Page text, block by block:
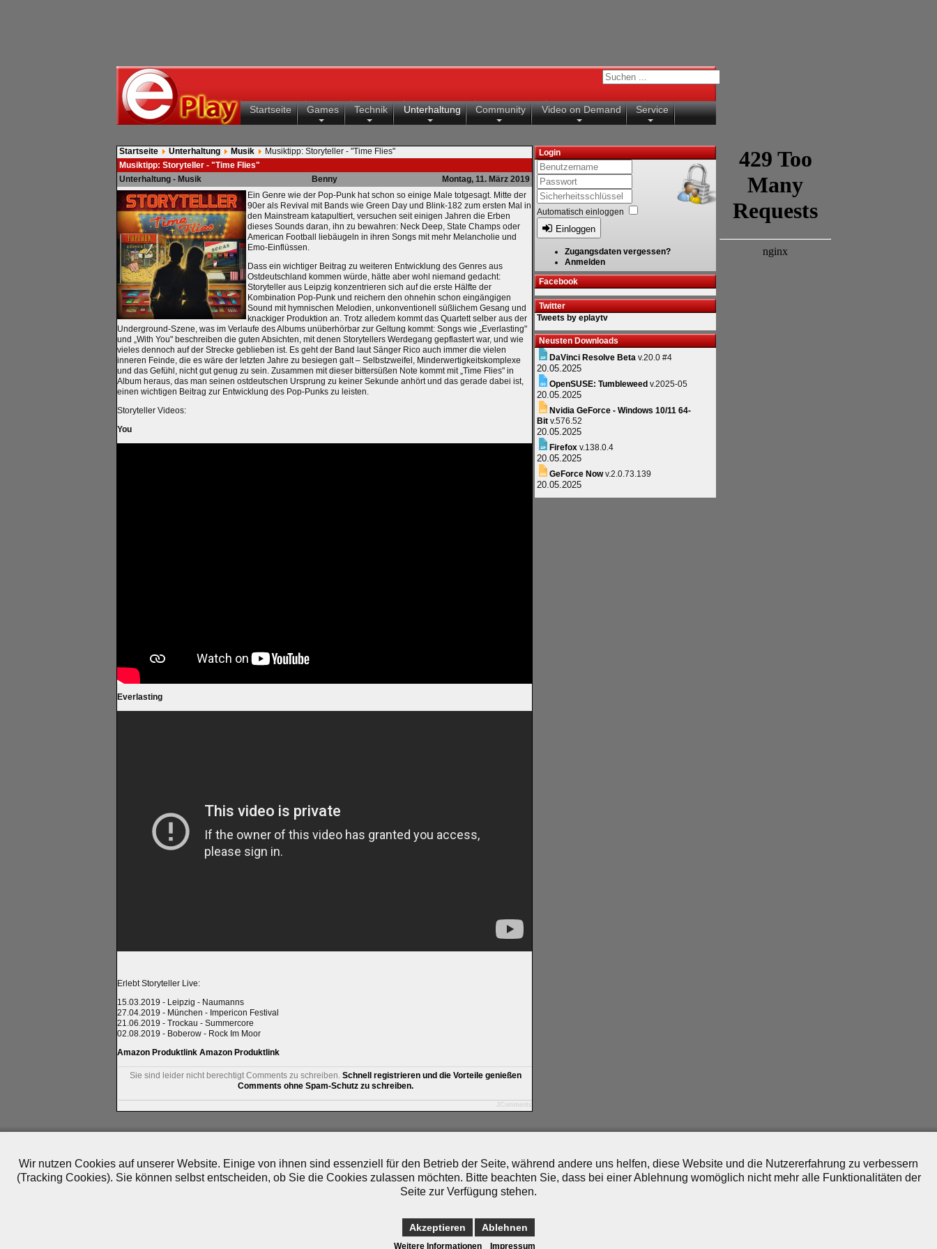
Startseite Games Technik Unterhaltung Community Video on Demand Service
Startseite Unterhaltung Musik
Musiktipp: Storyteller - "Time Flies"
Musiktipp: Storyteller - "Time Flies"
Unterhaltung - Musik
Benny
Montag, 11. März 2019
Ein Genre wie der Pop-Punk hat schon so einige Male totgesagt. Mitte der
90er als Revival mit Bands wie Green Day und Blink-182 zum ersten Mal in
den Mainstream katapultiert, versuchen seit einigen Jahren die Erben
dieses Sounds daran, ihn zu bewahren: Neck Deep, State Champs oder
American Football liebäugeln in ihren Songs mit mehr Melancholie und
Emo-Einflüssen.
Dass ein wichtiger Beitrag zu weiteren Entwicklung des Genres aus
Ostdeutschland kommen würde, hätte aber wohl niemand gedacht:
Storyteller aus Leipzig konzentrieren sich auf die erste Hälfte der
Kombination Pop-Punk und reichern den ohnehin schon eingängigen
Sound mit hymnischen Melodien, unkonventionell süßlichem Gesang und
knackiger Produktion an. Trotz alledem kommt das Quartett selber aus der
Underground-Szene, was im Verlaufe des Albums unüberhörbar zur Geltung kommt: Songs wie „Everlasting"
und „With You" beschreiben die guten Absichten, mit denen Storytellers Werdegang gepflastert war, und wie
vieles dennoch auf der Strecke geblieben ist. Es geht der Band laut Sänger Rico auch immer die vielen
inneren Feinde, die es wäre der letzten Jahre zu besiegen galt – Selbstzweifel, Minderwertigkeitskomplexe
und das Gefühl, nicht gut genug zu sein. Zusammen mit dieser bittersüßen Note kommt mit „Time Flies" in
Album heraus, das man seinen ostdeutschen Ursprung zu keiner Sekunde anhört und das gerade dabei ist,
einen wichtigen Beitrag zur Entwicklung des Pop-Punks zu leisten.
Storyteller Videos:
You
Everlasting
Erlebt Storyteller Live:
15.03.2019 - Leipzig - Naumanns
27.04.2019 - München - Impericon Festival
21.06.2019 - Trockau - Summercore
02.08.2019 - Boberow - Rock Im Moor
Amazon Produktlink Amazon Produktlink
Sie sind leider nicht berechtigt Comments zu schreiben. Schnell registrieren und die Vorteile genießen
Comments ohne Spam-Schutz zu schreiben.
JComments
Login
Automatisch einloggen
Einloggen
Zugangsdaten vergessen?
Anmelden
Facebook
Twitter
Tweets by eplaytv
Neusten Downloads
DaVinci Resolve Beta v.20.0 #4
20.05.2025
OpenSUSE: Tumbleweed v.2025-05
20.05.2025
Nvidia GeForce - Windows 10/11 64-
Bit v.576.52
20.05.2025
Firefox v.138.0.4
20.05.2025
GeForce Nowv.2.0.73.139
20.05.2025
© 2010-2026 ePlay TV
Wir nutzen Cookies auf unserer Website. Einige von ihnen sind essenziell für den Betrieb der Seite, während andere uns helfen, diese Website und die Nutzererfahrung zu verbessern
(Tracking Cookies). Sie können selbst entscheiden, ob Sie die Cookies zulassen möchten. Bitte beachten Sie, dass bei einer Ablehnung womöglich nicht mehr alle Funktionalitäten der
Seite zur Verfügung stehen.
Akzeptieren Ablehnen
Weitere Informationen Impressum